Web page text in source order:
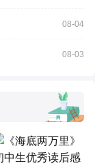
08-04
08-03